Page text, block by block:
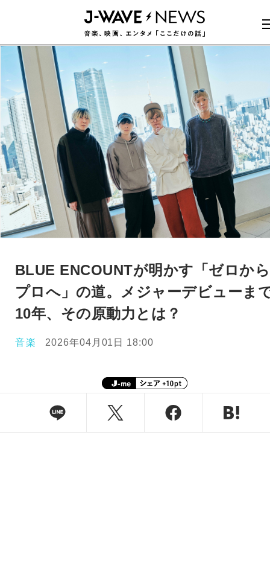
BLUE ENCOUNTが明かす「ゼロから
プロへ」の道。メジャーデビューま
10年、その原動力とは？
音楽 2026年04月01日 18:00